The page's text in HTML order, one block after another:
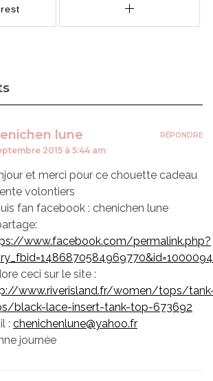
lune
2015 à 5:44 am
et merci pour ce chouette cadeau
volontiers
fan facebook : chenichen lune
www.facebook.com/permalink.php?
ceci sur le site :
www.riverisland.fr/women/tops/
black-lace-insert-tank-top-673692
: chenichenlune@yahoo.fr
journée
RÉPONDRE